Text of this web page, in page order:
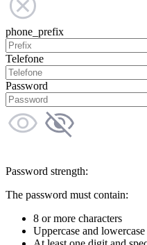
phone_prefix
Telefone
Password
Password strength:
The password must contain:
8 or more characters
Uppercase and lowercase